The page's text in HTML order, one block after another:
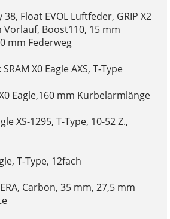
38, Float EVOL Luftfeder, GRIP X2
Boost110, 15 mm
mm Federweg
X0 Eagle AXS, T-Type
Eagle,160 mm Kurbelarmlänge
XS-1295, T-Type, 10-52 Z.,
T-Type, 12fach
Carbon, 35 mm, 27,5 mm